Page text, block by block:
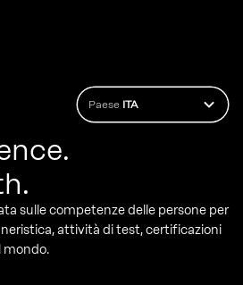
Paese ITA
sulle competenze delle persone per
attività di test, certificazioni
mondo.